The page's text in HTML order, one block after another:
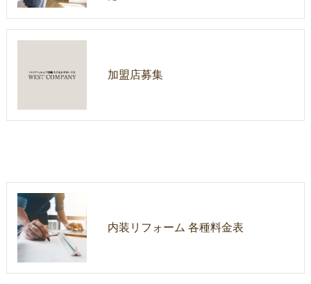
加盟店募集
内装リフォーム 各種料金表